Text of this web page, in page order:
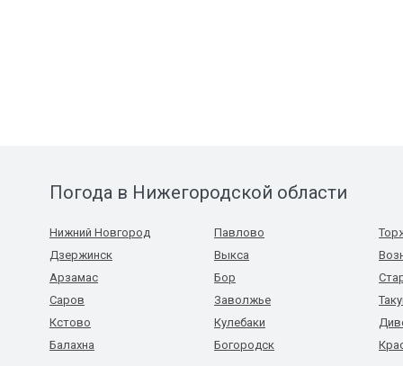
Погода в Нижегородской области
Нижний Новгород
Дзержинск
Арзамас
Саров
Кстово
Балахна
Павлово
Выкса
Бор
Заволжье
Кулебаки
Богородск